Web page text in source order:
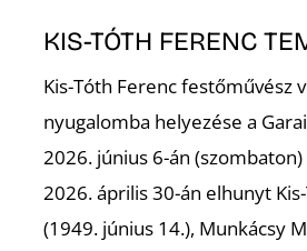
KIS-TÓTH FERENC
Kis-Tóth Ferenc festőművész
nyugalomba helyezése a
2026. június 6-án
2026. április 30-án elhunyt
(1949. június 14.), Munkácsy